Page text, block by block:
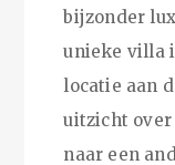
bijzonder
unieke villa
locatie aan
uitzicht over
naar een